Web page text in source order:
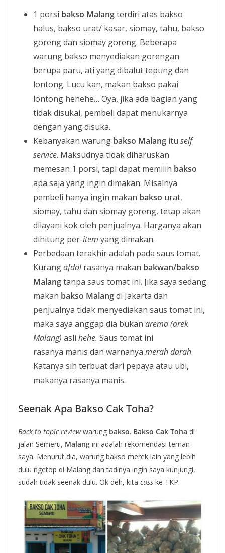
1 porsi bakso Malangterdiri atas bakso
halus, bakso urat/ kasar, siomay, tahu, bakso
goreng dan siomay goreng. Beberapa
warung bakso menyediakan gorengan
berupa paru, ati yang dibalut tepung dan
lontong. Lucu kan, makan bakso pakai
lontong hehehe… Oya, jika ada bagian yang
tidak disukai, pembeli dapat menukarnya
dengan yang disuka.
Kebanyakan warung bakso Malang itu self
service. Maksudnya tidak diharuskan
memesan 1 porsi, tapi dapat memilih bakso
apa saja yang ingin dimakan. Misalnya
pembeli hanya ingin makan bakso urat,
siomay, tahu dan siomay goreng, tetap akan
dilayani kok oleh penjualnya. Harganya akan
dihitung per-item yang dimakan.
Perbedaan terakhir adalah pada saus tomat.
Kurangafdolrasanya makan bakwan/bakso
Malangtanpa saus tomat ini. Jika saya sedang
makan bakso Malangdi Jakarta dan
penjualnya tidak menyediakan saus tomat ini,
maka saya anggap dia bukan arema (arek
Malang) asli hehe. Saus tomat ini
rasanya manis dan warnanya merah darah.
Katanya sih terbuat dari pepaya atau ubi,
makanya rasanya manis.
Seenak Apa Bakso Cak Toha?
Back to topic reviewwarung bakso. Bakso Cak Toha di
jalan Semeru, Malang ini adalah rekomendasi teman
saya. Menurut dia, warung bakso merek lain yang lebih
dulu ngetop di Malang dan tadinya ingin saya kunjungi,
sudah tidak seenak dulu. Ok deh, kita cuss ke TKP.